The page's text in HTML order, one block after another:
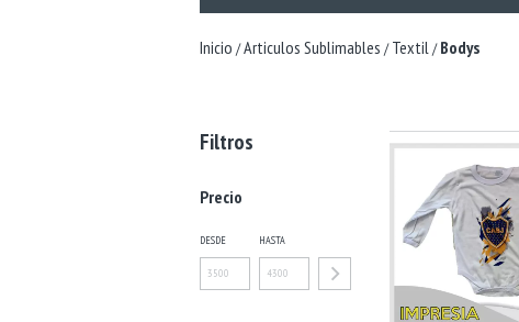
Inicio /Articulos Sublimables / Textil/ Bodys
Filtros
Precio
DESDE HASTA